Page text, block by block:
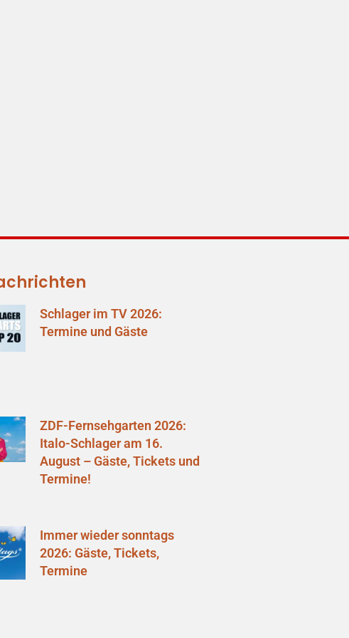
Schlager im TV 2026:
Termine und Gäste
ZDF-Fernsehgarten 2026:
Italo-Schlager am 16.
August – Gäste, Tickets und
Termine!
Immer wieder sonntags
2026: Gäste, Tickets,
Termine